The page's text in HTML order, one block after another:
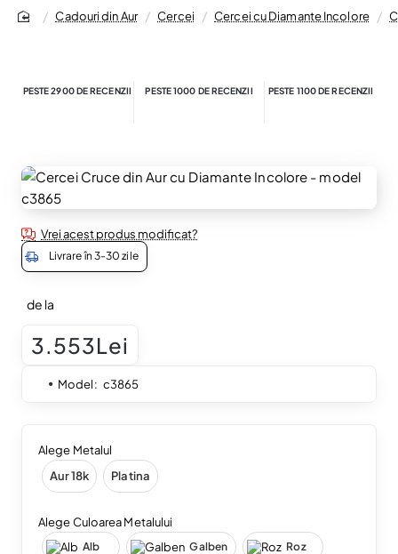
Cadouri din Aur Cercei Cercei cu Diamante Incolore
PESTE 2900 DE RECENZII PESTE 1000 DE RECENZII PESTE 1100 DE RECENZII
Vrei acest produs modificat?
Livrare în 3-30 zile
de la
3.553Lei
Model: c3865
Alege Metalul
Aur 18k
Platina
Alege Culoarea Metalului
Alb Galben Roz